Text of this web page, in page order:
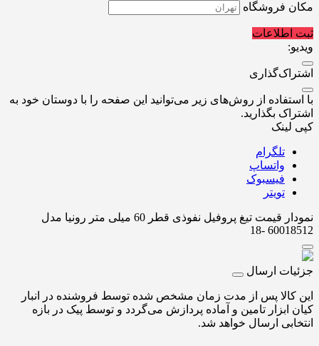
مکان فروشگاه
ثبت اطلاعات
ویدیو:
اشتراک‌گذاری
با استفاده از روش‌های زیر می‌توانید این صفحه را با دوستان خود به
اشتراک بگذارید.
کپی لینک
تلگرام
واتساپ
فیسبوک
تویتر
نمودار قیمت
تیغ پروفیل نفوذی قطر 60 میلی متر رونیا مدل
60018512 -18
جزئیات ارسال
این کالا پس از مدت زمان مشخص شده توسط فروشنده در انبار
کیان ابزار تامین و آماده پردازش می‌گردد و توسط پیک در بازه
انتخابی ارسال خواهد شد.